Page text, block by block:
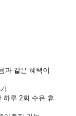
과 같은 혜택이
하루 2회 수유 휴